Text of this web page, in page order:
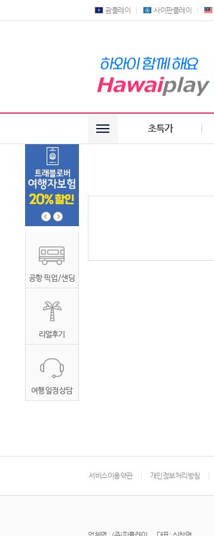
괌플레이 사이판플레이
초특가
서비스이용약관 개인정보처리방침